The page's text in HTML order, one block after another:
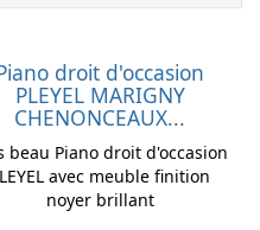
droit d'occasion
PLEYEL MARIGNY
CHENONCEAUX...
beau Piano droit d'occasion
avec meuble finition
noyer brillant
téléphone
ou 01.23.45.67.89